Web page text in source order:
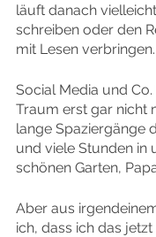
läuft danach
schreiben oder den
mit Lesen verbringen.
Social Media und
Traum erst gar nicht
lange Spaziergänge
und viele Stunden in
schönen Garten,
Aber aus
ich, dass ich das